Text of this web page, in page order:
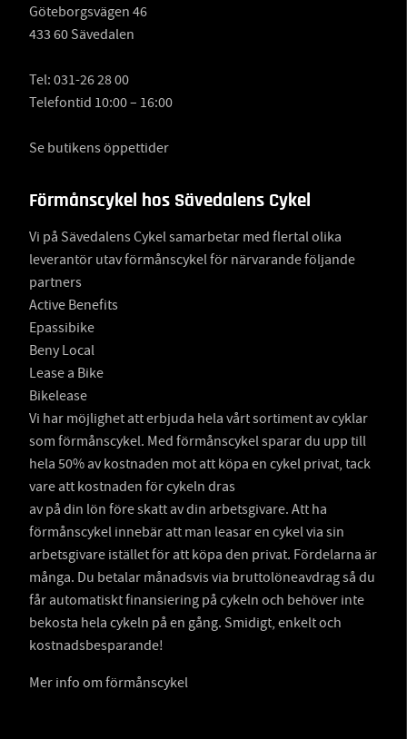
Göteborgsvägen 46
433 60 Sävedalen
Tel: 031-26 28 00
Telefontid 10:00 – 16:00
Se butikens öppettider
Förmånscykel hos Sävedalens Cykel
Vi på Sävedalens Cykel samarbetar med flertal olika
leverantör utav förmånscykel för närvarande följande
partners
Active Benefits
Epassibike
Beny Local
Lease a Bike
Bikelease
Vi har möjlighet att erbjuda hela vårt sortiment av cyklar
som förmånscykel. Med förmånscykel sparar du upp till
hela 50% av kostnaden mot att köpa en cykel privat, tack
vare att kostnaden för cykeln dras
av på din lön före skatt av din arbetsgivare. Att ha
förmånscykel innebär att man leasar en cykel via sin
arbetsgivare istället för att köpa den privat. Fördelarna är
många. Du betalar månadsvis via bruttolöneavdrag så du
får automatiskt finansiering på cykeln och behöver inte
bekosta hela cykeln på en gång. Smidigt, enkelt och
kostnadsbesparande!
Mer info om förmånscykel